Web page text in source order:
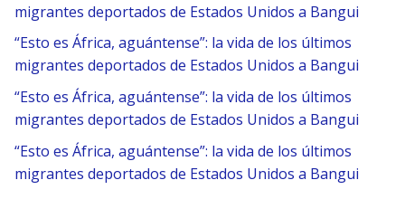
migrantes deportados de Estados Unidos a Bangui
“Esto es África, aguántense”: la vida de los últimos
migrantes deportados de Estados Unidos a Bangui
“Esto es África, aguántense”: la vida de los últimos
migrantes deportados de Estados Unidos a Bangui
“Esto es África, aguántense”: la vida de los últimos
migrantes deportados de Estados Unidos a Bangui